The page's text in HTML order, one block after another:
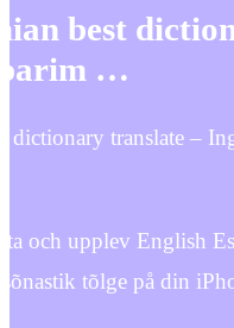
best
parim …
dictionary translate –
och upplev English
tõlge på din